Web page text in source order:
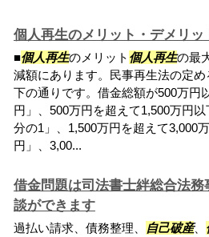
個人再生のメリット・デメリッ
■個人再生のメリット 個人再生の最
減額にあります。民事再生法の定
下の通りです。借金総額が500万円
円」、500万円を超えて1,500万円
分の1」、1,500万円を超えて3,000
円」、3,00...
借金問題は司法書士絆総合法務
談ができます
過払い請求、債務整理、 自己破産、